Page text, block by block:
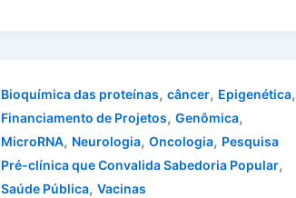
Bioquímica das proteínas, câncer, Epigenética,
Financiamento de Projetos, Genômica,
MicroRNA, Neurologia, Oncologia, Pesquisa
Pré-clínica que Convalida Sabedoria Popular,
Saúde Pública, Vacinas